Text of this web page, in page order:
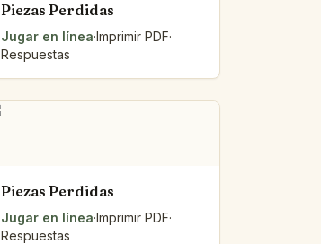
Piezas Perdidas
Jugar en línea·Imprimir PDF·
Respuestas
Piezas Perdidas
Jugar en línea·Imprimir PDF·
Respuestas